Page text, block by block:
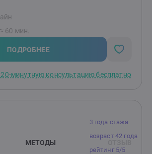
методики для каждого
наблюдаю изменения в
Приглашаю вас на консультацию!
60 мин.
ПОДРОБНЕЕ
минутную консультацию бесплатно
3 года стажа
возраст 42 года
рейтинг 5/5
МЕТОДЫ